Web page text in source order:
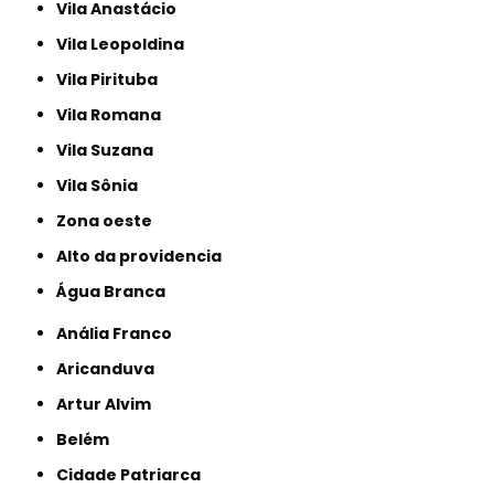
Vila Anastácio
Vila Leopoldina
Vila Pirituba
Vila Romana
Vila Suzana
Vila Sônia
Zona oeste
alto da providencia
Água Branca
Anália Franco
Aricanduva
Artur Alvim
Belém
Cidade Patriarca